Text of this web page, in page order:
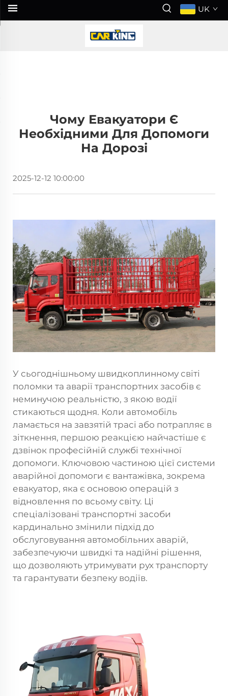
UK
Чому Евакуатори Є
Необхідними Для Допомоги
На Дорозі
2025-12-12 10:00:00
У сьогоднішньому швидкоплинному світі
поломки та аварії транспортних засобів є
неминучою реальністю, з якою водії
стикаються щодня. Коли автомобіль
ламається на завзятій трасі або потрапляє в
зіткнення, першою реакцією найчастіше є
дзвінок професійній службі технічної
допомоги. Ключовою частиною цієї системи
аварійної допомоги є вантажівка, зокрема
евакуатор, яка є основою операцій з
відновлення по всьому світу. Ці
спеціалізовані транспортні засоби
кардинально змінили підхід до
обслуговування автомобільних аварій,
забезпечуючи швидкі та надійні рішення,
що дозволяють утримувати рух транспорту
та гарантувати безпеку водіїв.